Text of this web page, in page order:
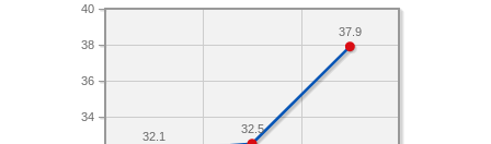
34
36
38
40
37.9
32.5
32.1